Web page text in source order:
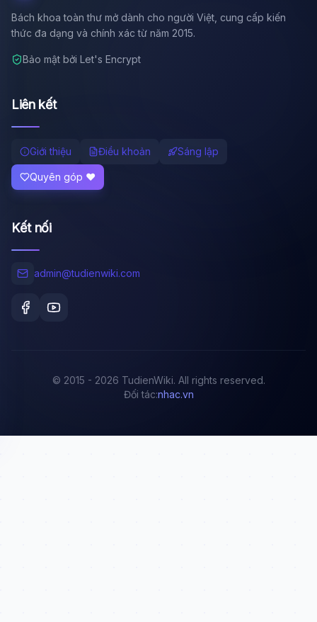
Bách khoa toàn thư mở dành cho người Việt, cung cấp kiến
thức đa dạng và chính xác từ năm 2015.
Bảo mật bởi Let's Encrypt
Liên kết
Giới thiệu Điều khoản Sáng lập
Quyên góp ❤️
Kết nối
admin@tudienwiki.com
© 2015 - 2026 TudienWiki. All rights reserved.
Đối tác:nhac.vn